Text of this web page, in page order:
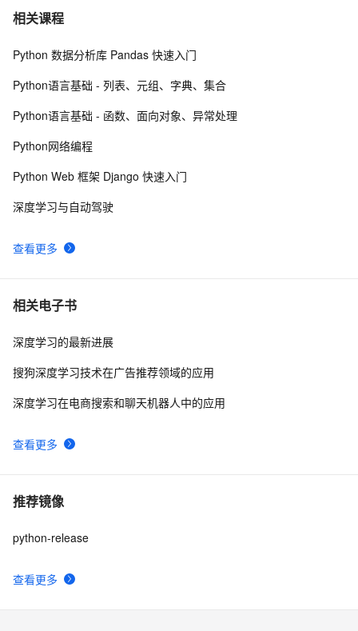
7 【技术实验】mysql准实时同步数据到Elasticsearch
8 数据仓库介绍与实时数仓案例
10MaxCompute执行作业慢的原因排查
相关课程
查看更多
Python 数据分析库 Pandas 快速入门
Python语言基础 - 列表、元组、字典、集合
Python语言基础 - 函数、面向对象、异常处理
Python网络编程
Python Web 框架 Django 快速入门
深度学习与自动驾驶
相关电子书
查看更多
深度学习的最新进展
搜狗深度学习技术在广告推荐领域的应用
深度学习在电商搜索和聊天机器人中的应用
推荐镜像
查看更多
python-release